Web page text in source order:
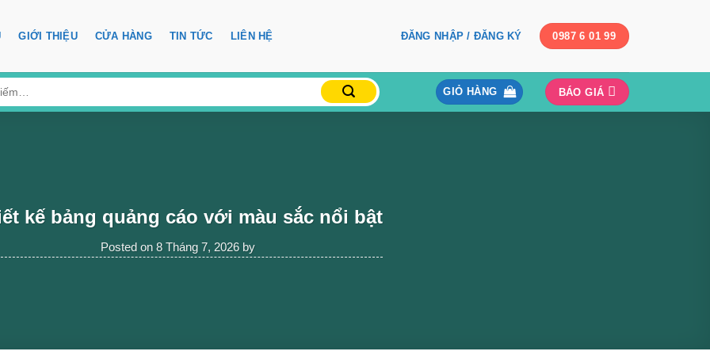
GIỚI THIỆU CỬA HÀNG TIN TỨC LIÊN HỆ ĐĂNG NHẬP / ĐĂNG KÝ 0987 6 01 99
GIỎ HÀNG BÁO GIÁ
kế bảng quảng cáo với màu sắc nổi bật
Posted on 8 Tháng 7, 2026by